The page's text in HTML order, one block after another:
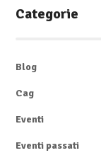
Categorie
Blog
Cag
Eventi
Eventi passati